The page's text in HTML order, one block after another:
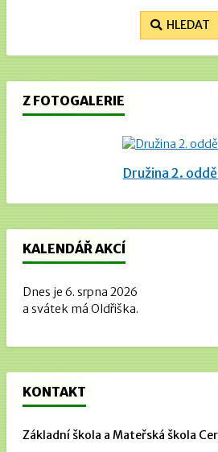
HLEDAT
Z FOTOGALERIE
Družina 2.
KALENDÁŘ AKCÍ
Dnes je 6. srpna 2026
a svátek má Oldřiška.
KONTAKT
Základní škola a Mateřská škola